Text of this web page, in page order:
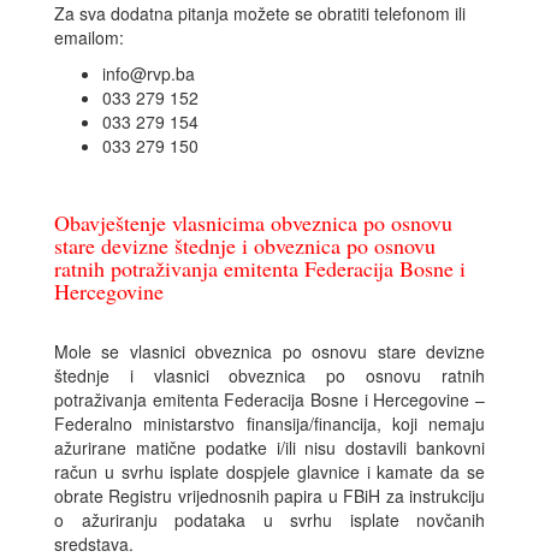
Za sva dodatna pitanja možete se obratiti telefonom ili
emailom:
info@rvp.ba
033 279 152
033 279 154
033 279 150
Obavještenje vlasnicima obveznica po osnovu
stare devizne štednje i obveznica po osnovu
ratnih potraživanja emitenta Federacija Bosne i
Hercegovine
Mole se vlasnici obveznica po osnovu stare devizne
štednje i vlasnici obveznica po osnovu ratnih
potraživanja emitenta Federacija Bosne i Hercegovine –
Federalno ministarstvo finansija/financija, koji nemaju
ažurirane matične podatke i/ili nisu dostavili bankovni
račun u svrhu isplate dospjele glavnice i kamate da se
obrate Registru vrijednosnih papira u FBiH za instrukciju
o ažuriranju podataka u svrhu isplate novčanih
sredstava.